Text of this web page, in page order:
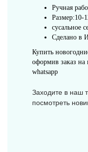
Посуда
Ручная
Размер:10-
сусальное
Сделано в
Купить
оформив заказ
whatsapp
Заходите в наш
посмотреть